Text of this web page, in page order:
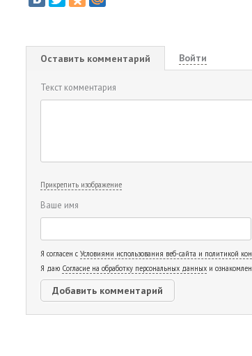
Оставить комментарий Войти
Текст комментария
Прикрепить изображение
Ваше имя
Я согласен с Условиями использования веб-сайта и политикой
Я даю Согласие на обработку персональных данных и